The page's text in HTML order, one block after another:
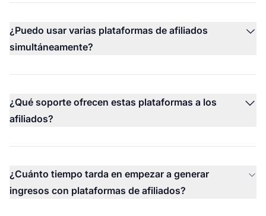
¿Puedo usar varias plataformas de afiliados
simultáneamente?
¿Qué soporte ofrecen estas plataformas a los
afiliados?
¿Cuánto tiempo tarda en empezar a generar
ingresos con plataformas de afiliados?